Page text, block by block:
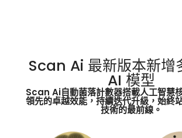
Scan Ai 最新版本新增
AI 模型
Scan Ai自動菌落計數器搭載人工智慧
領先的卓越效能，持續迭代升級，始終
技術的最前線。